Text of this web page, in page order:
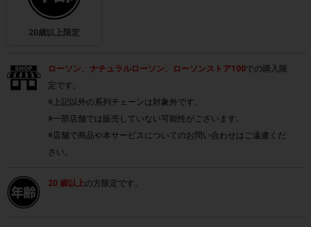
20歳以上限定
ローソン、ナチュラルローソン、ローソンストア100での購入限
定です。
※上記以外の系列チェーンは対象外です。
※一部店舗では販売していない可能性がございます。
※店舗で商品や本サービスについてのお問い合わせはご遠慮くだ
さい。
20 歳以上の方限定です。